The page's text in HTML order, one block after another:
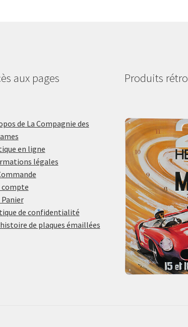
aux pages
de La Compagnie des
en ligne
légales
compte
de confidentialité
de plaques émaillées
Produits rétro